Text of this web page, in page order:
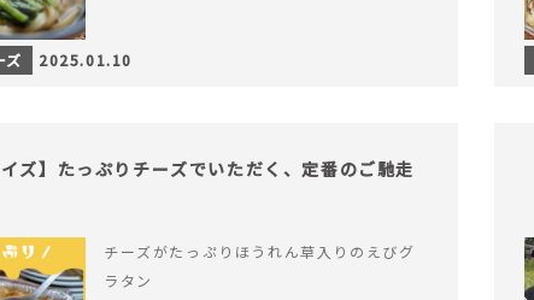
ズ 2025.01.10
ズ】たっぷりチーズでいただく、定番のご馳走
チーズがたっぷりほうれん草入りのえびグ
ラタン